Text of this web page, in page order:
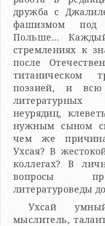
дружба с Джалилем, Твардовским, бои с
фашизмом
Польше…
стремлениях к
после
титаническом труде над чувашской
поэзией, и
неурядиц,
нужным сыном
чем же
Ухсая? В жестокой эпохе? В пиндоносных
коллегах? В личном характере?
вопросы
литературоведы
Ухсай
мыслитель,